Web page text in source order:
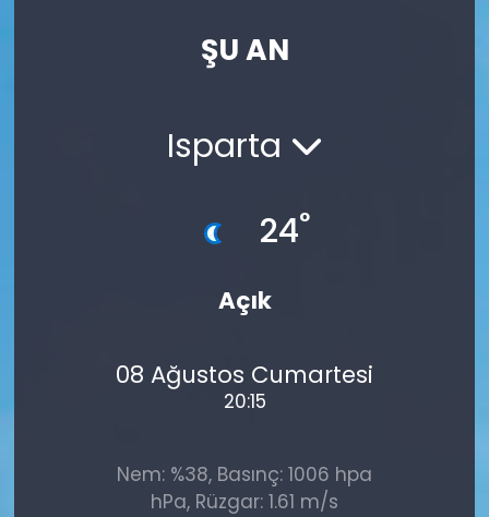
ŞU AN
Isparta
24°
Açık
08 Ağustos Cumartesi
20:15
Nem: %38, Basınç: 1006 hpa
hPa, Rüzgar: 1.61 m/s